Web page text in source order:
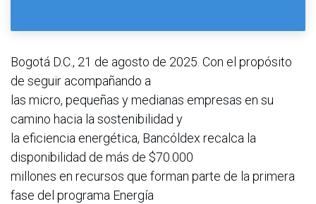
Bogotá D.C., 21 de agosto de 2025. Con el propósito
de seguir acompañando a
las micro, pequeñas y medianas empresas en su
camino hacia la sostenibilidad y
la eficiencia energética, Bancóldex recalca la
disponibilidad de más de $70.000
millones en recursos que forman parte de la primera
fase del programa Energía